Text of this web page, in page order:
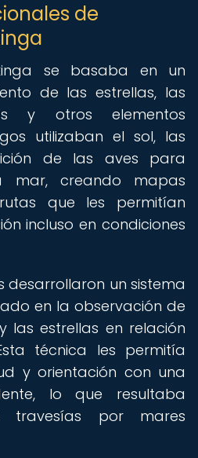
de
se basaba en un
de las estrellas, las
y otros elementos
utilizaban el sol, las
de las aves para
mar, creando mapas
que les permitían
incluso en condiciones
desarrollaron un sistema
en la observación de
las estrellas en relación
técnica les permitía
y orientación con una
lo que resultaba
travesías por mares